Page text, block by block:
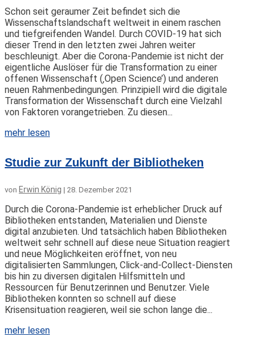
Schon seit geraumer Zeit befindet sich die
Wissenschaftslandschaft weltweit in einem raschen
und tiefgreifenden Wandel. Durch COVID-19 hat sich
dieser Trend in den letzten zwei Jahren weiter
beschleunigt. Aber die Corona-Pandemie ist nicht der
eigentliche Auslöser für die Transformation zu einer
offenen Wissenschaft (‚Open Science’) und anderen
neuen Rahmenbedingungen. Prinzipiell wird die digitale
Transformation der Wissenschaft durch eine Vielzahl
von Faktoren vorangetrieben. Zu diesen...
mehr lesen
Studie zur Zukunft der Bibliotheken
von Erwin König | 28. Dezember 2021
Durch die Corona-Pandemie ist erheblicher Druck auf
Bibliotheken entstanden, Materialien und Dienste
digital anzubieten. Und tatsächlich haben Bibliotheken
weltweit sehr schnell auf diese neue Situation reagiert
und neue Möglichkeiten eröffnet, von neu
digitalisierten Sammlungen, Click-and-Collect-Diensten
bis hin zu diversen digitalen Hilfsmitteln und
Ressourcen für Benutzerinnen und Benutzer. Viele
Bibliotheken konnten so schnell auf diese
Krisensituation reagieren, weil sie schon lange die...
mehr lesen